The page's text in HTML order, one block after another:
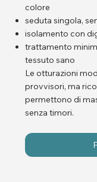
colore
seduta singola,
isolamento con
trattamento
tessuto sano
Le otturazioni
provvisori, ma
permettono di
senza timori.